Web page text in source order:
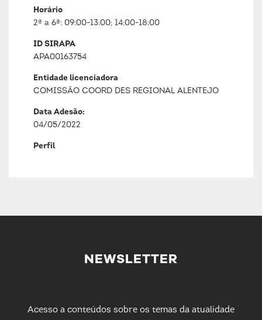
Horário
2ª a 6ª: 09:00-13:00; 14:00-18:00
ID SIRAPA
APA00163754
Entidade licenciadora
COMISSÃO COORD DES REGIONAL ALENTEJO
Data Adesão:
04/05/2022
Perfil
NEWSLETTER
Acesso a conteúdos sobre os temas da atualidade